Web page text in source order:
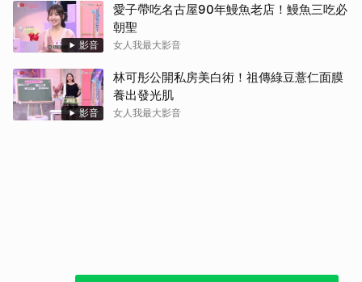
影音
愛子帶吃名古屋90年鰻魚老店！鰻魚三吃必
朝聖
女人我最大影音
影音
林可彤公開私房美白術！祖傳綠豆薏仁面膜
養出發光肌
女人我最大影音